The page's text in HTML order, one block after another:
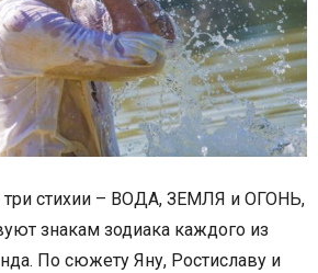
три стихии – ВОДА, ЗЕМЛЯ и ОГОНЬ,
знакам зодиака каждого из
По сюжету Яну, Ростиславу и